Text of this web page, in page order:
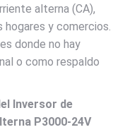
alterna (CA),
hogares y comercios.
donde no hay
o como respaldo
Inversor de
P3000-24V